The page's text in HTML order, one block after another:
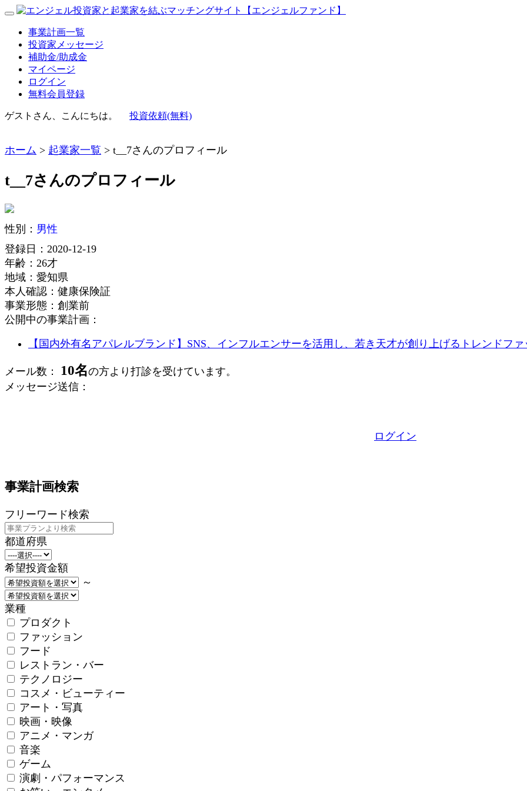
事業計画一覧
投資家メッセージ
補助金/助成金
マイページ
ログイン
無料会員登録
ゲストさん、こんにちは。 投資依頼(無料)
ホーム > 起業家一覧 > t__7さんのプロフィール
t__7さんのプロフィール
性別： 男性
登録日：2020-12-19
年齢：26才
地域：愛知県
本人確認：健康保険証
事業形態：創業前
公開中の事業計画：
【国内外有名アパレルブランド】SNS、インフルエンサーを活用し、若き天才が創り上げるトレンドフ
メール数： 10名の方より打診を受けています。
メッセージ送信：
ログイン
事業計画検索
フリーワード検索
都道府県
希望投資金額
～
業種
プロダクト
ファッション
フード
レストラン・バー
テクノロジー
コスメ・ビューティー
アート・写真
映画・映像
アニメ・マンガ
音楽
ゲーム
演劇・パフォーマンス